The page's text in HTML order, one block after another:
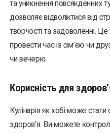
та уникнення повсякденних
дозволяє відволіктися від
творчості та задоволенні.
провести час із сім’єю чи
чи вечерю.
Корисність для
Кулінарія як хобі може
здоров’я. Ви можете